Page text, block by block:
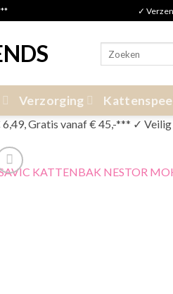
✓
Verzorging
Gratis vanaf € 45,-*** ✓